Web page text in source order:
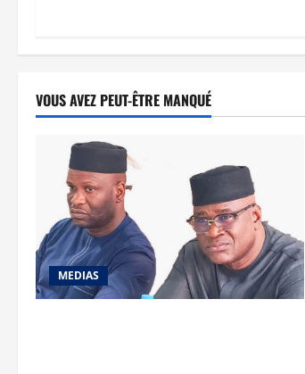
VOUS AVEZ PEUT-ÊTRE MANQUÉ
MEDIAS